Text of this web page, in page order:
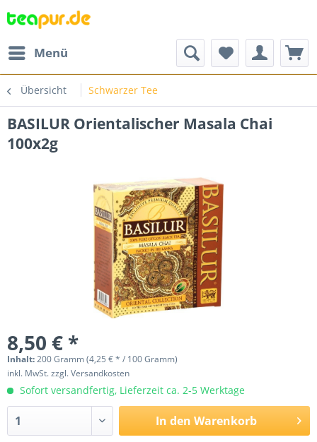
Menü
Übersicht Schwarzer Tee
BASILUR Orientalischer Masala Chai
100x2g
8,50 € *
Inhalt:200 Gramm (4,25 € * / 100 Gramm)
inkl. MwSt.zzgl. Versandkosten
Sofort versandfertig, Lieferzeit ca. 2-5 Werktage
In den Warenkorb